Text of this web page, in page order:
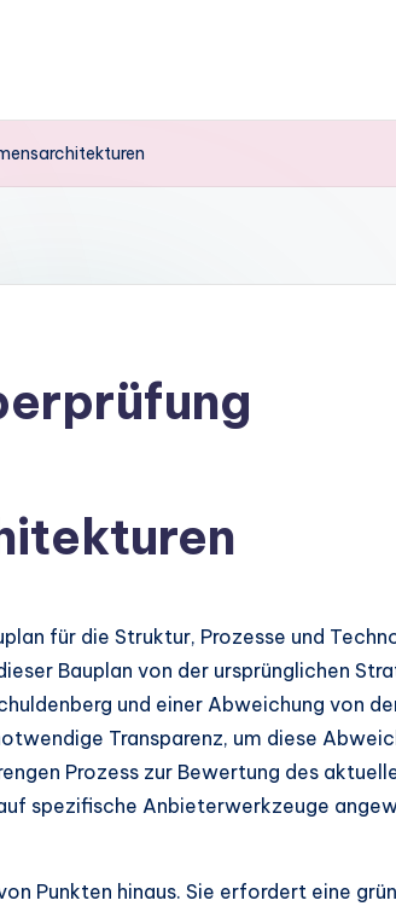
für die Struktur, Prozesse und
Bauplan von der ursprünglichen
und einer Abweichung von
Transparenz, um diese
Prozess zur Bewertung des
spezifische Anbieterwerkzeuge
Punkten hinaus. Sie erfordert eine